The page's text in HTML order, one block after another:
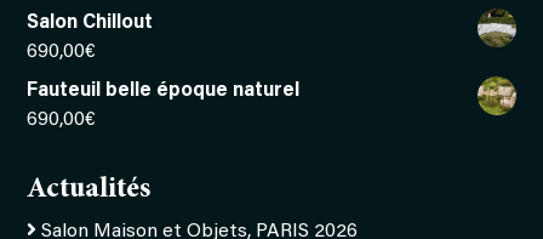
Salon Chillout
690,00€
Fauteuil belle époque naturel
690,00€
Actualités
Salon Maison et Objets, PARIS 2026